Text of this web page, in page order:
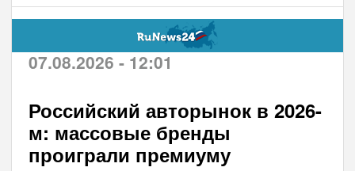
07.08.2026 - 12:01
Российский авторынок в 2026-
м: массовые бренды
проиграли премиуму